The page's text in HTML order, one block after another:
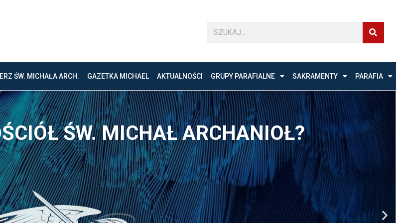
ŚW. MICHAŁA ARCH. GAZETKA MICHAEL AKTUALNOŚCI GRUPY PARAFIALNE SAKRAMENTY PARAFIA
KOŚCIÓŁ Z LOTU ARCHANIOŁA
UJĘCIA Z DRONA!